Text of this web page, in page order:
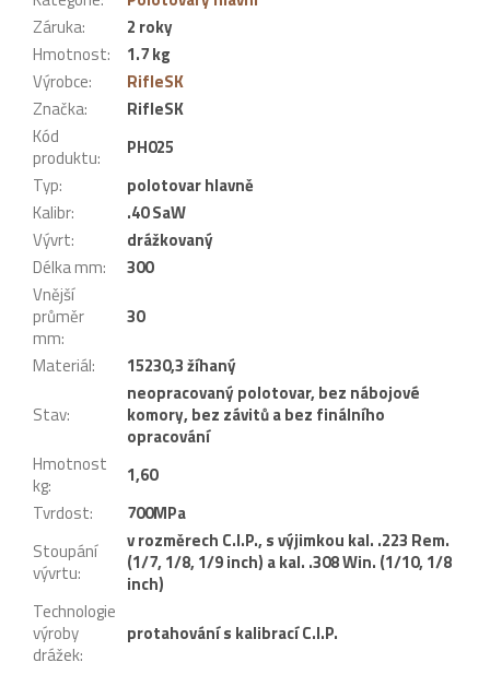
Záruka:
2 roky
Hmotnost:
1.7 kg
Výrobce:
RifleSK
Značka:
RifleSK
Kód
produktu:
PH025
Typ:
polotovar hlavně
Kalibr:
.40 SaW
Vývrt:
drážkovaný
Délka mm:
300
Vnější
průměr
mm:
30
Materiál:
15230,3 žíhaný
Stav:
neopracovaný polotovar, bez nábojové
komory, bez závitů a bez finálního
opracování
Hmotnost
kg:
1,60
Tvrdost:
700MPa
Stoupání
vývrtu:
v rozměrech C.I.P., s výjimkou kal. .223 Rem.
(1/7, 1/8, 1/9 inch) a kal. .308 Win. (1/10, 1/8
inch)
Technologie
výroby
drážek:
protahování s kalibrací C.I.P.